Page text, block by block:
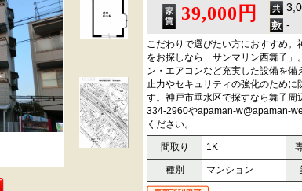
39,000円
-
こだわりで選びたい方におすすめ
をお探しなら「サンマリン西舞子」
ン・エアコンなど充実した設備を備
止力やセキュリティの強化のために
す。神戸市垂水区で探すなら舞子
334-2960やapaman-w@apaman-
ください。
間取り 1K
種別 マンション